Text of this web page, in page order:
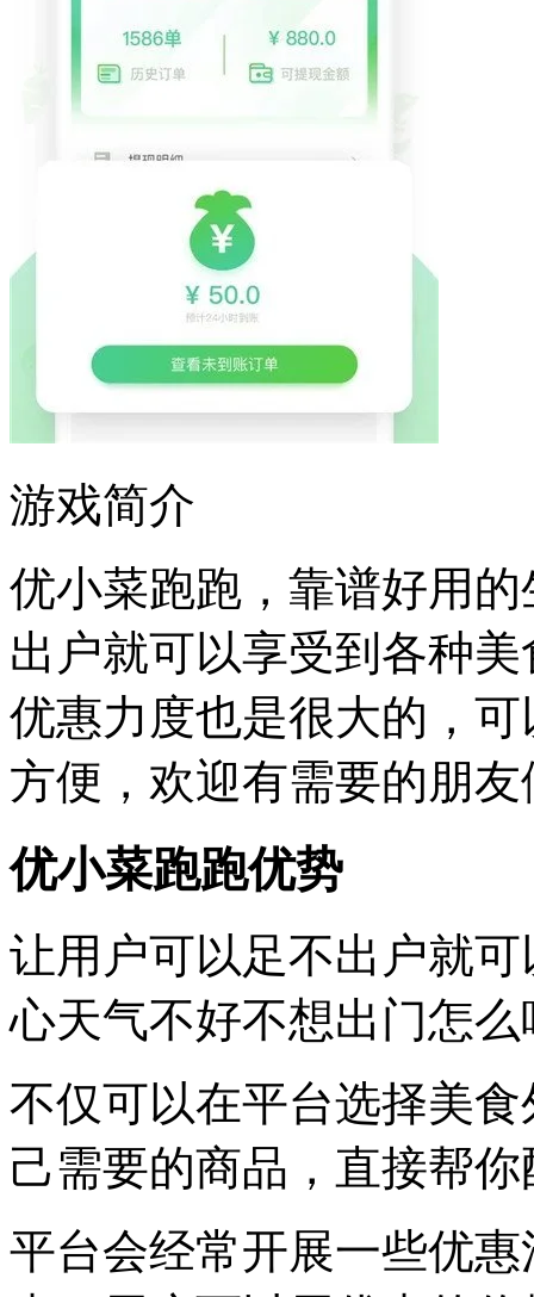
游戏简介
优小菜跑跑，靠谱好用
出户就可以享受到各种
优惠力度也是很大的，
方便，欢迎有需要的朋
优小菜跑跑优势
让用户可以足不出户就
心天气不好不想出门怎么
不仅可以在平台选择美
己需要的商品，直接帮
平台会经常开展一些优